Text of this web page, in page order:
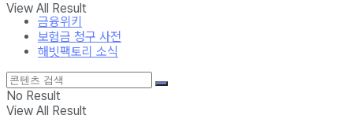
View All Result
금융위키
보험금 청구 사전
해빗팩토리 소식
No Result
View All Result